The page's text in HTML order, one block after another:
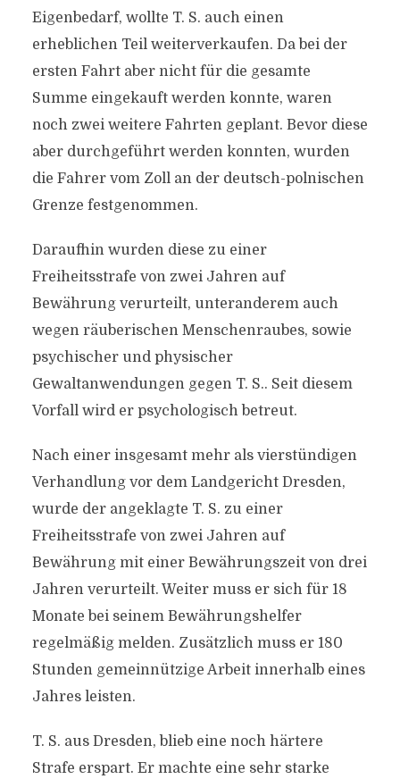
Eigenbedarf, wollte T. S. auch einen
erheblichen Teil weiterverkaufen. Da bei der
ersten Fahrt aber nicht für die gesamte
Summe eingekauft werden konnte, waren
noch zwei weitere Fahrten geplant. Bevor diese
aber durchgeführt werden konnten, wurden
die Fahrer vom Zoll an der deutsch-polnischen
Grenze festgenommen.
Daraufhin wurden diese zu einer
Freiheitsstrafe von zwei Jahren auf
Bewährung verurteilt, unteranderem auch
wegen räuberischen Menschenraubes, sowie
psychischer und physischer
Gewaltanwendungen gegen T. S.. Seit diesem
Vorfall wird er psychologisch betreut.
Nach einer insgesamt mehr als vierstündigen
Verhandlung vor dem Landgericht Dresden,
wurde der angeklagte T. S. zu einer
Freiheitsstrafe von zwei Jahren auf
Bewährung mit einer Bewährungszeit von drei
Jahren verurteilt. Weiter muss er sich für 18
Monate bei seinem Bewährungshelfer
regelmäßig melden. Zusätzlich muss er 180
Stunden gemeinnützige Arbeit innerhalb eines
Jahres leisten.
T. S. aus Dresden, blieb eine noch härtere
Strafe erspart. Er machte eine sehr starke